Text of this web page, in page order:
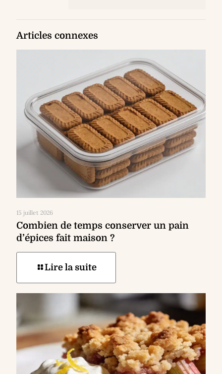
Articles connexes
15 juillet 2026
Combien de temps conserver un pain
d’épices fait maison ?
Lire la suite